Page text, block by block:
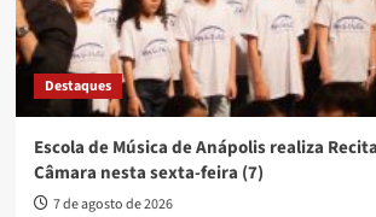
Destaques
Escola de Música de Anápolis realiza
Câmara nesta sexta-feira (7)
7 de agosto de 2026